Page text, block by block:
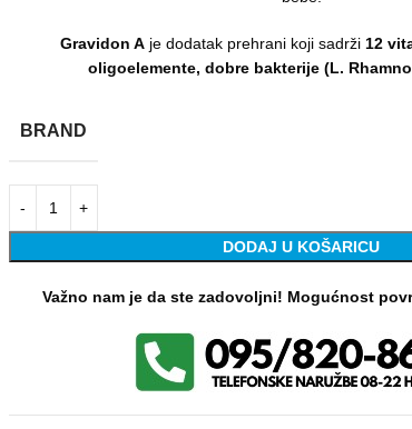
Gravidon Aje dodatak prehrani koji sadrži 12
oligoelemente, dobre bakterije (L.
BRAND
DODAJ U KOŠARICU
Važno nam je da ste zadovoljni! Mogućnost